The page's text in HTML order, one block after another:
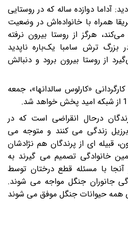
آداما دوازده ساله که در روستایی
همراه با خانواده‌اش در وضعیت
هرگز از روستا بیرون نرفته
بزرگ ترش سامبا یک‌باره ناپدید
از روستا بیرون برود و دنبالش
«ریو 2» به کارگردانی «کارلوس سالدانها»، جمعه
درحال انقراضی است که در
زندگی می‌ کنند و متوجه می‌
قبیله‌ ای از پرندگان هم‌ نژادشان
خانوادگی تصمیم می‌ گیرند به
آنجا با مسئله قطع درختان توسط
جانوران جنگل مواجه می‌ شوند.
حیوانات جنگل موفق می‌ شوند